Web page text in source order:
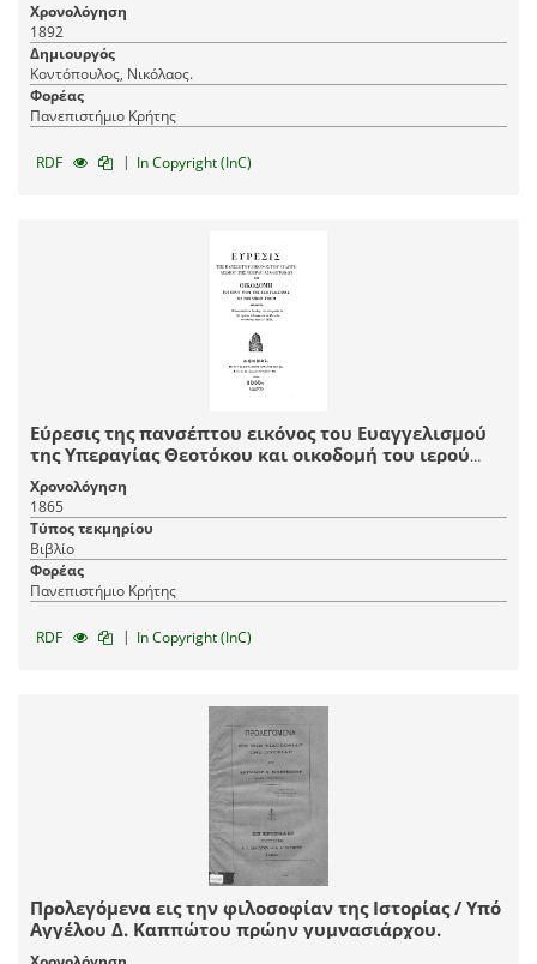
Χρονολόγηση
1892
Δημιουργός
Κοντόπουλος, Νικόλαος.
Φορέας
Πανεπιστήμιο Κρήτης
RDF | In Copyright (InC)
Εύρεσις της πανσέπτου εικόνος του Ευαγγελισμού
της Υπεραγίας Θεοτόκου και οικοδομή του ιερού
ναού της Ευαγγελιστρίας εις την νήσον Τήνον.
Χρονολόγηση
1865
Τύπος τεκμηρίου
Βιβλίο
Φορέας
Πανεπιστήμιο Κρήτης
RDF | In Copyright (InC)
Προλεγόμενα εις την φιλοσοφίαν της Ιστορίας / Υπό
Αγγέλου Δ. Καππώτου πρώην γυμνασιάρχου.